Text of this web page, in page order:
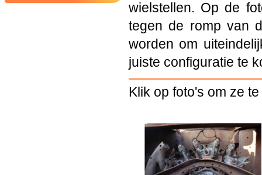
wielstellen. Op de
tegen de romp van
worden om
juiste configuratie te
Klik op foto's om ze